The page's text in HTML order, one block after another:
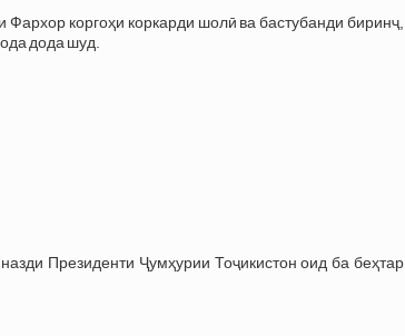
коргоҳи коркарди шолӣ ва бастубанди биринҷ,
дода шуд.
Президенти Ҷумҳурии Тоҷикистон оид ба беҳтар